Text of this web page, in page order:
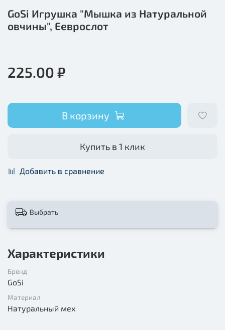
GoSi Игрушка "Мышка из Натуральной
овчины", Ееврослот
225.00 ₽
В корзину
Купить в 1 клик
Добавить в сравнение
Выбрать
Характеристики
Бренд
GoSi
Материал
Натуральный мех